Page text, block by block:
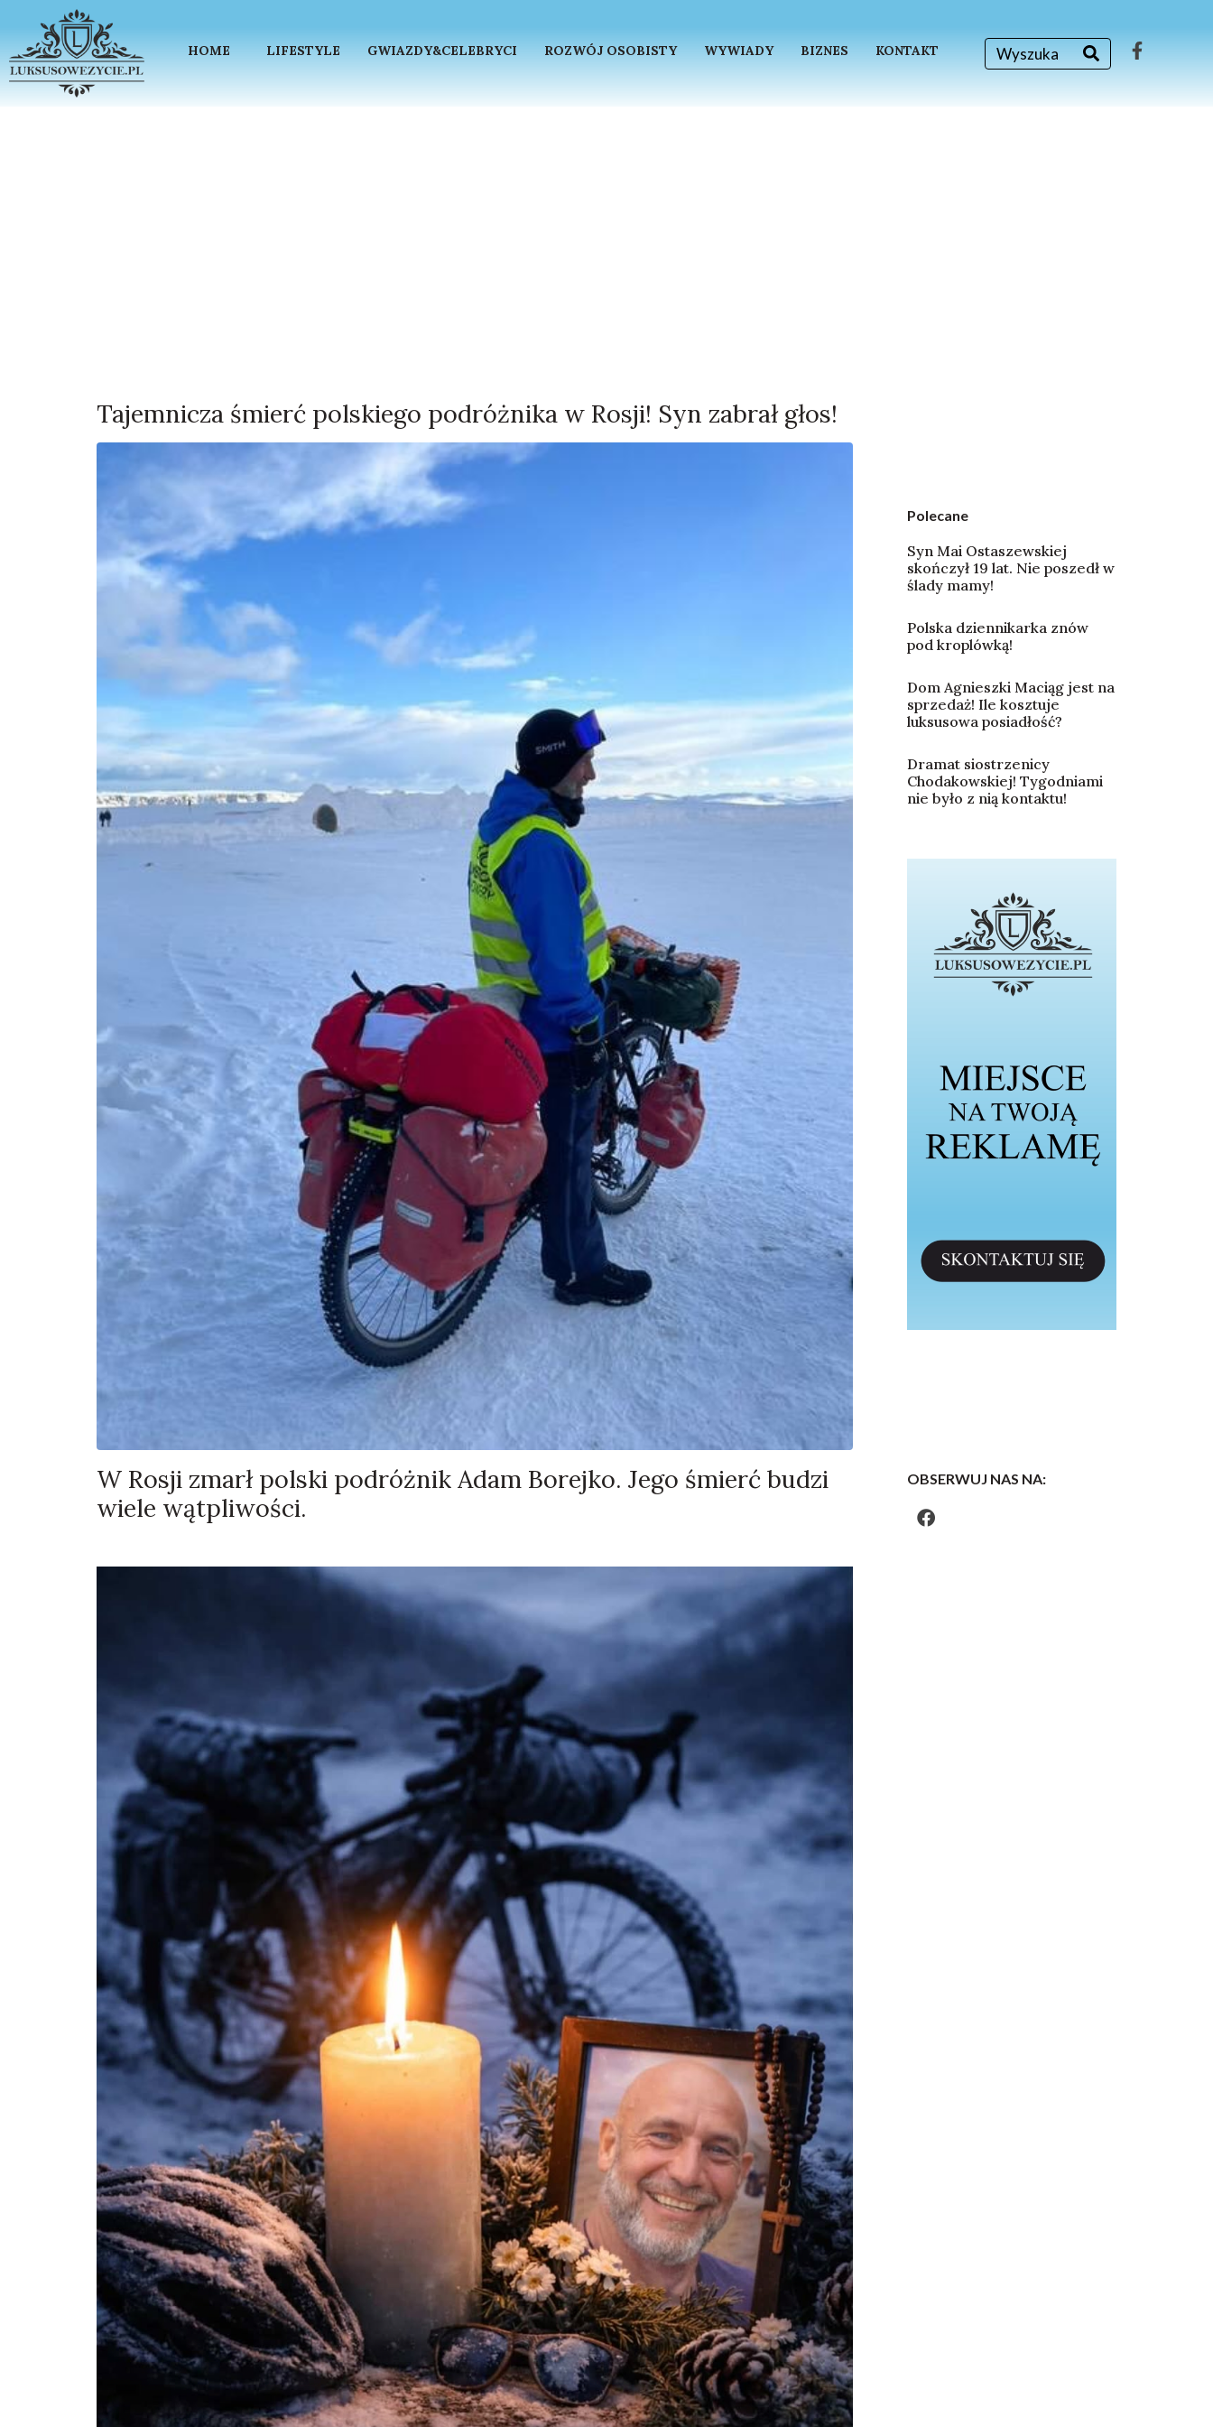
HOME LIFESTYLE GWIAZDY&CELEBRYCI ROZWÓJ OSOBISTY WYWIADY BIZNES KONTAKT
Tajemnicza śmierć polskiego podróżnika w Rosji! Syn zabrał głos!
W Rosji zmarł polski podróżnik Adam Borejko. Jego śmierć budzi
wiele wątpliwości.
Polecane
Syn Mai Ostaszewskiej
skończył 19 lat. Nie poszedł w
ślady mamy!
Polska dziennikarka znów
pod kroplówką!
Dom Agnieszki Maciąg jest na
sprzedaż! Ile kosztuje
luksusowa posiadłość?
Dramat siostrzenicy
Chodakowskiej! Tygodniami
nie było z nią kontaktu!
OBSERWUJ NAS NA: